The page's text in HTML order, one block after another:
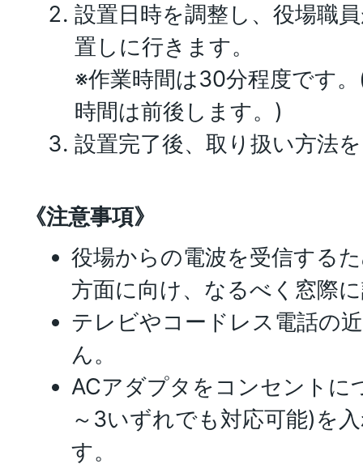
設置日時を調整し、役場職
置しに行きます。
※作業時間は30分程度です
時間は前後します。)
設置完了後、取り扱い方法
《注意事項》
役場からの電波を受信する
方面に向け、なるべく窓際
テレビやコードレス電話の
ん。
ACアダプタをコンセントに
～3いずれでも対応可能)を
す。